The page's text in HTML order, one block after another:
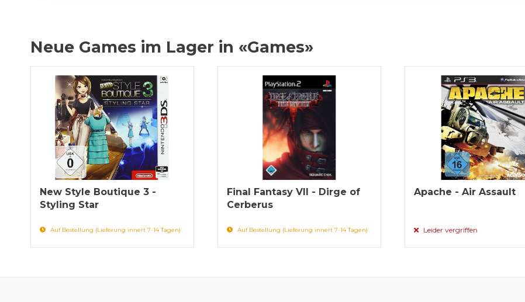
Neue Games im Lager in «Games»
New Style Boutique 3 -
Styling Star
Auf Bestellung (Lieferung innert 7-14 Tagen)
Final Fantasy VII - Dirge of
Cerberus
Auf Bestellung (Lieferung innert 7-14 Tagen)
Apache - Air Assault
Leider vergriffen